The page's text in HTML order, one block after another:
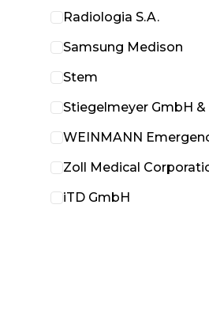
Radiologia S.A.
Samsung Medison
Stem
Stiegelmeyer GmbH &
WEINMANN
Zoll Medical
iTD GmbH